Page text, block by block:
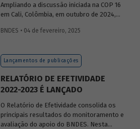
Ampliando a discussão iniciada na COP 16
em Cali, Colômbia, em outubro de 2024,
(anteriormente divulgados sob forma de
os conceitos a ela relacionados, o
contexto atual das discussões sobre o
setores se relacionam com o assunto.
BNDES • 04 de fevereiro, 2025
Lançamentos de publicações
RELATÓRIO DE EFETIVIDADE
2022-2023 É LANÇADO
O Relatório de Efetividade consolida os
principais resultados do monitoramento e
avaliação do apoio do BNDES. Nesta